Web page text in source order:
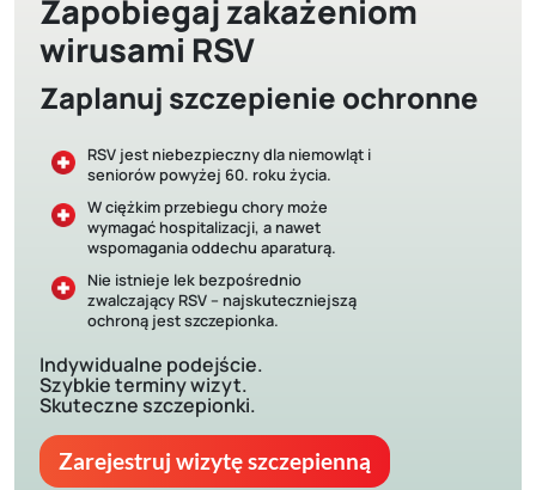
Zapobiegaj zakażeniom
wirusami RSV
Zaplanuj szczepienie ochronne
RSV jest niebezpieczny dla niemowląt i
seniorów powyżej 60. roku życia.
W ciężkim przebiegu chory może
wymagać hospitalizacji, a nawet
wspomagania oddechu aparaturą.
Nie istnieje lek bezpośrednio
zwalczający RSV – najskuteczniejszą
ochroną jest szczepionka.
Indywidualne podejście.
Szybkie terminy wizyt.
Skuteczne szczepionki.
Zarejestruj wizytę szczepienną